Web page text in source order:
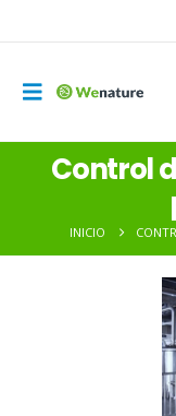
Control
INICIO